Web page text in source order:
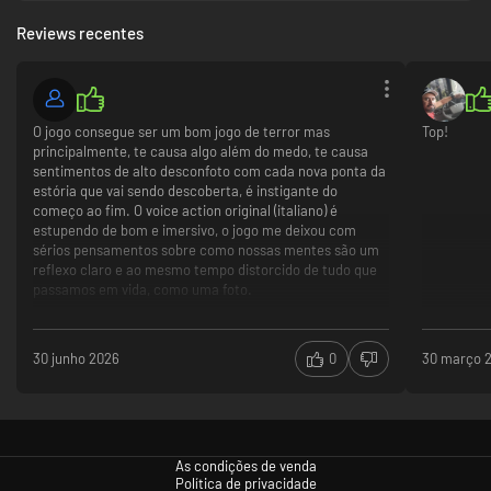
compositor de The Town of Light; enquadrados num verdadeiro
cantadas por Francesca Messina, também conhecida como Femina
Ridens, a estrela disco dos anos 90.
Reviews recentes
O jogo consegue ser um bom jogo de terror mas
principalmente, te causa algo além do medo, te causa
sentimentos de alto desconfoto com cada nova ponta da
estória que vai sendo descoberta, é instigante do
começo ao fim. O voice action original (italiano) é
estupendo de bom e imersivo, o jogo me deixou com
sérios pensamentos sobre como nossas mentes são um
reflexo claro e ao mesmo tempo distorcido de tudo que
passamos em vida, como uma foto.
30 junho 2026 0
Top!
30 março
As condições de venda
Política de privacidade